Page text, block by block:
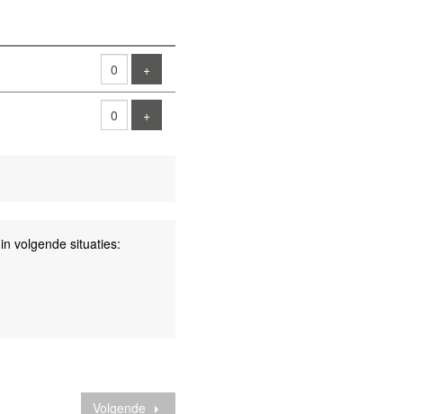
+Voeg ticket toe
+Voeg ticket toe
in volgende situaties:
Volgende